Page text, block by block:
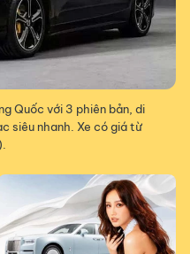
Quốc với 3 phiên bản, di
siêu nhanh. Xe có giá từ